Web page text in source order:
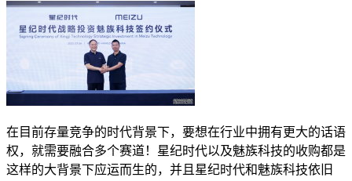
在目前存量竞争的时代背景下，要想在行业中拥有更大的话语
权，就需要融合多个赛道！星纪时代以及魅族科技的收购都是
这样的大背景下应运而生的，并且星纪时代和魅族科技依旧